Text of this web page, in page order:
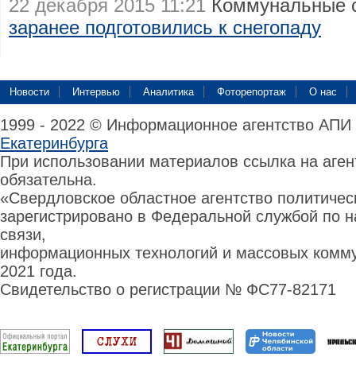
22 декабря 2015 11:21 Коммунальные
заранее подготовились к снегопаду
Новости Интервью Аналитика Фоторепортаж О нас
1999 - 2022 © Информационное агентство
Екатеринбурга
При использовании материалов ссылка на
обязательна.
«Свердловское областное агентство
зарегистрировано в Федеральной службой по
связи,
информационных технологий и массовых
2021 года.
Свидетельство о регистрации № ФС77-82171